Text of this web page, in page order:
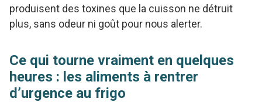
produisent des toxines que la cuisson ne détruit
plus, sans odeur ni goût pour nous alerter.
Ce qui tourne vraiment en quelques
heures : les aliments à rentrer
d’urgence au frigo